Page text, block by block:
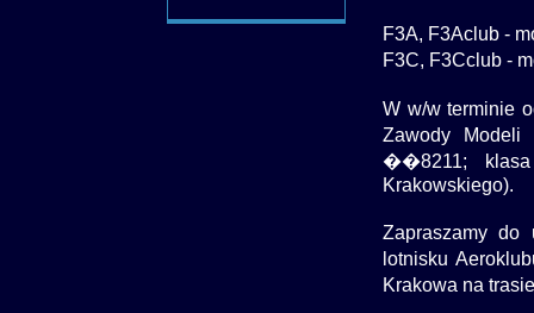
F3A, F3Aclub -
F3C, F3Cclub -
W w/w terminie
Zawody
��8211;
Krakowskiego).
Zapraszamy
lotnisku
Krakowa na